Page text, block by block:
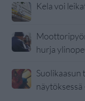
Kela voi
hurja
Suolikaasun